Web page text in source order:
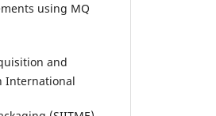
using MQ
and
International